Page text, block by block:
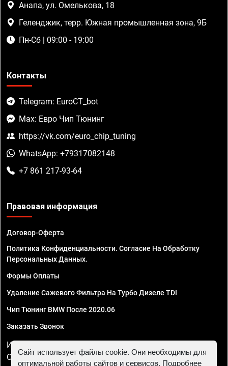
Анапа, ул. Омелькова, 18
Геленджик, терр. Южная промышленная зона, 9Б
Пн-Сб | 09:00 - 19:00
Контакты
Telegram: EuroCT_bot
Max: Евро Чип Тюнинг
https://vk.com/euro_chip_tuning
WhatsApp: +79317082148
+7 861 217-93-64
Правовая информация
Договор-Оферта
Политика Конфиденциальности. Согласие На Обработку
Персональных Данных.
Формы Оплаты
Удаление Сажевого Фильтра На Турбо Дизеле TDI
Чип Тюнинг BMW После 2020.06
Заказать Звонок
ИП Смирнов Георгий Павлович. ИНН 781302555843,
ОГРНИП 324470400032610
Сайт использует файлы cookie. Они необходимы для
оптимальной работы сайтов и сервисов. Подробнее